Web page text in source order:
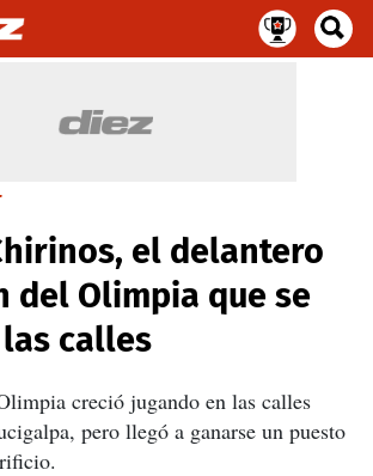
el delantero
del Olimpia que se
calles
creció jugando en las calles
pero llegó a ganarse un puesto